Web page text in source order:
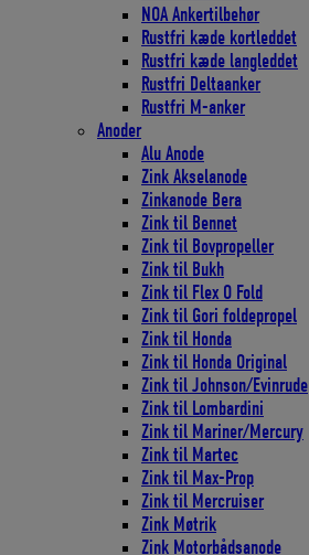
NOA Ankertilbehør
Rustfri kæde kortleddet
Rustfri kæde langleddet
Rustfri Deltaanker
Rustfri M-anker
Anoder
Alu Anode
Zink Akselanode
Zinkanode Bera
Zink til Bennet
Zink til Bovpropeller
Zink til Bukh
Zink til Flex O Fold
Zink til Gori foldepropel
Zink til Honda
Zink til Honda Original
Zink til Johnson/Evinrude
Zink til Lombardini
Zink til Mariner/Mercury
Zink til Martec
Zink til Max-Prop
Zink til Mercruiser
Zink Møtrik
Zink Motorbådsanode